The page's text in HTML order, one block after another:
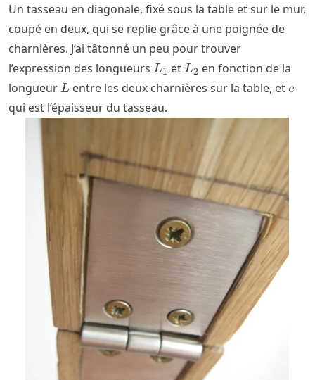
Un tasseau en diagonale, fixé sous la table et sur le mur,
coupé en deux, qui se replie grâce à une poignée de
charnières. J’ai tâtonné un peu pour trouver
l’expression des longueurs L_1
L1 et L_2
L2 en fonction de la
longueur L
L entre les deux charnières sur la table, ete
e
qui est l’épaisseur du tasseau.